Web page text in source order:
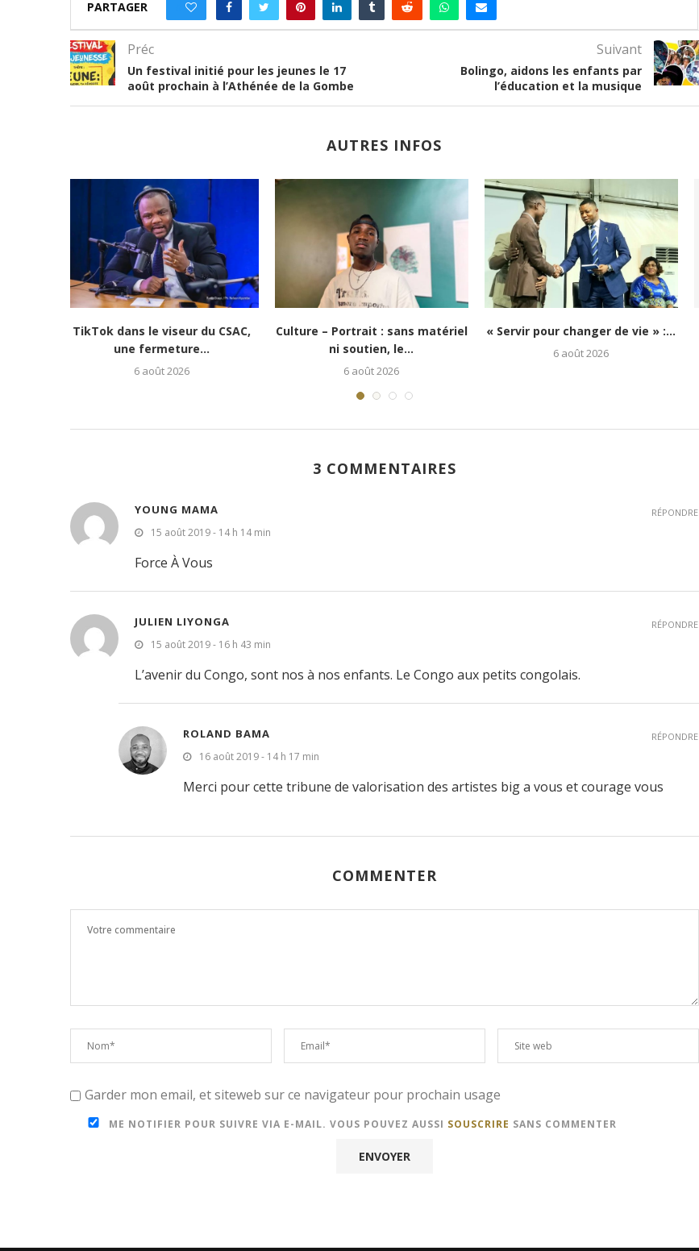
PARTAGER
Préc
Un festival initié pour les jeunes le 17
août prochain à l’Athénée de la Gombe
Suivant
Bolingo, aidons les enfants par
l’éducation et la musique
AUTRES INFOS
Culture-Portrait : Cena Toth, un
jeune rappeur déterminé...
5 août 2026
Lubumbashi : Kongo 26Street
redonne espoir aux enfants...
5 août 2026
Festival Congo Mboka Vibe : la
jeunesse kinoise...
3 COMMENTAIRES
YOUNG MAMA
15 août 2019 - 14 h 14 min
Force À Vous
RÉPONDRE
JULIEN LIYONGA
15 août 2019 - 16 h 43 min
L’avenir du Congo, sont nos à nos enfants. Le Congo aux petits congolais.
RÉPONDRE
ROLAND BAMA
16 août 2019 - 14 h 17 min
Merci pour cette tribune de valorisation des artistes big a vous et courage vous
RÉPONDRE
COMMENTER
Garder mon email, et siteweb sur ce navigateur pour prochain usage
ME NOTIFIER POUR SUIVRE VIA E-MAIL. VOUS POUVEZ AUSSI SOUSCRIRE SANS COMMENTER